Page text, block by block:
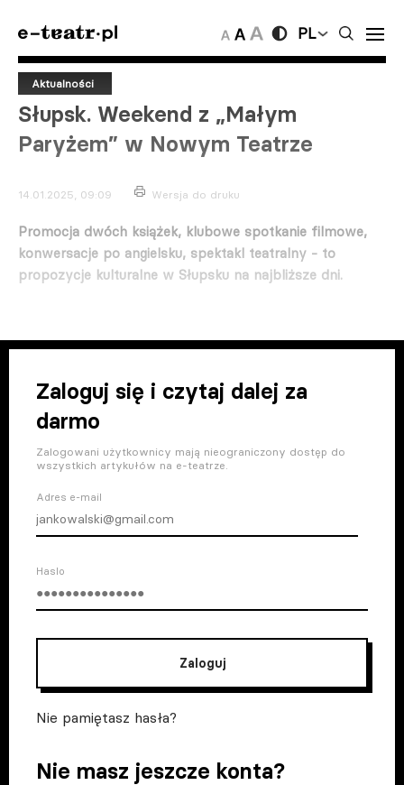
PL
Aktualności
Słupsk. Weekend z „Małym
Paryżem” w Nowym Teatrze
14.01.2025, 09:09 Wersja do druku
Promocja dwóch książek, klubowe spotkanie filmowe,
konwersacje po angielsku, spektakl teatralny - to
propozycje kulturalne w Słupsku na najbliższe dni.
Zaloguj się i czytaj dalej za
darmo
Zalogowani użytkownicy mają nieograniczony dostęp do
wszystkich artykułów na e-teatrze.
Adres e-mail
Haslo
Zaloguj
Nie pamiętasz hasła?
Nie masz jeszcze konta?